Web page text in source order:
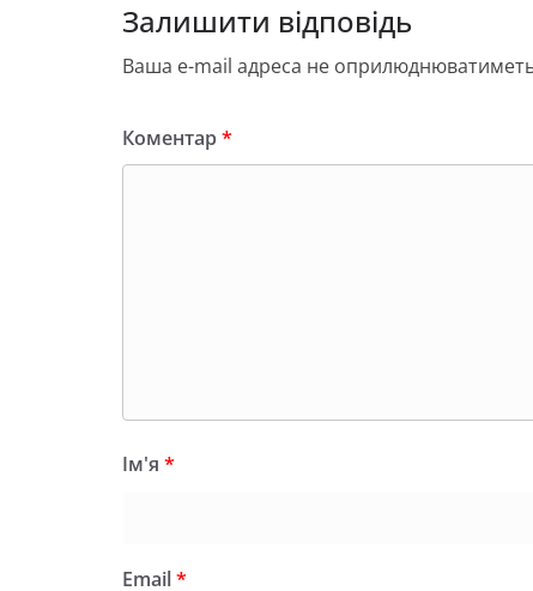
k с
я
Залишити відповідь
Ваша e-mail адреса не
Коментар*
Ім'я *
Email*